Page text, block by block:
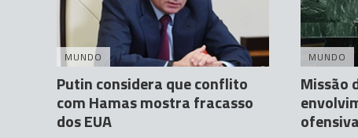
MUNDO
Putin considera que conflito
com Hamas mostra fracasso
dos EUA
MUNDO
Missão